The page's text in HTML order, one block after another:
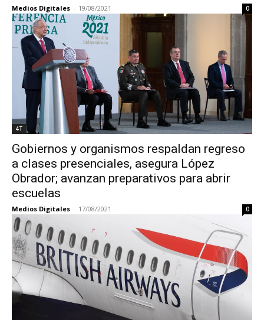
Medios Digitales - 19/08/2021 0
4T
Gobiernos y organismos respaldan regreso
a clases presenciales, asegura López
Obrador; avanzan preparativos para abrir
escuelas
Medios Digitales - 17/08/2021 0